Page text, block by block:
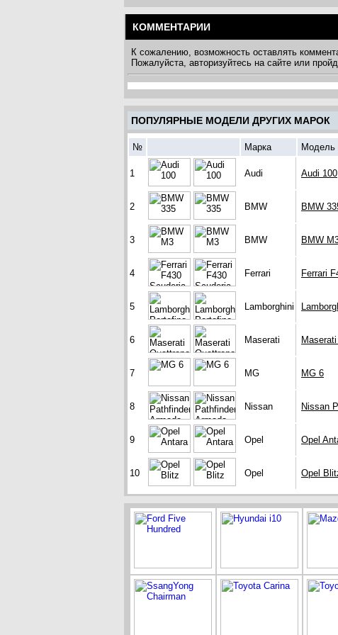
КОММЕНТАРИИ
К сожалению, возможность оставлять
Пожалуйста, авторизуйтесь на сайте или
ПОПУЛЯРНЫЕ МОДЕЛИ ДРУГИХ МАРОК
№ Марка Модель
1 Audi Audi 100
2 BMW BMW
3 BMW BMW
4 Ferrari Ferrari
5 Lamborghini
6 Maserati
7 MG MG 6
8 Nissan Nissan
9 Opel Opel
10 Opel Opel